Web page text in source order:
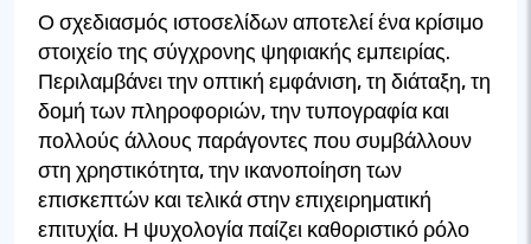
Ο σχεδιασμός ιστοσελίδων αποτελεί ένα κρίσιμο
στοιχείο της σύγχρονης ψηφιακής εμπειρίας.
Περιλαμβάνει την οπτική εμφάνιση, τη διάταξη, τη
δομή των πληροφοριών, την τυπογραφία και
πολλούς άλλους παράγοντες που συμβάλλουν
στη χρηστικότητα, την ικανοποίηση των
επισκεπτών και τελικά στην επιχειρηματική
επιτυχία. Η ψυχολογία παίζει καθοριστικό ρόλο